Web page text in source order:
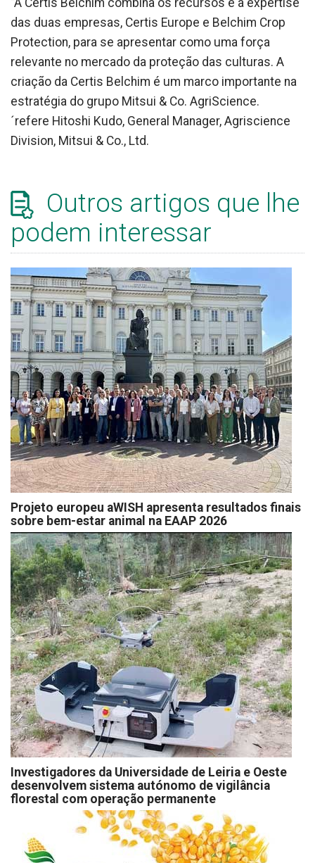
das duas empresas, Certis Europe e Belchim Crop
Protection, para se apresentar como uma força
relevante no mercado da proteção das culturas. A
criação da Certis Belchim é um marco importante na
estratégia do grupo Mitsui & Co. AgriScience.
´refere Hitoshi Kudo, General Manager, Agriscience
Division, Mitsui & Co., Ltd.
Outros artigos que lhe
podem interessar
Projeto europeu aWISH apresenta resultados finais
sobre bem-estar animal na EAAP 2026
Investigadores da Universidade de Leiria e Oeste
desenvolvem sistema autónomo de vigilância
florestal com operação permanente